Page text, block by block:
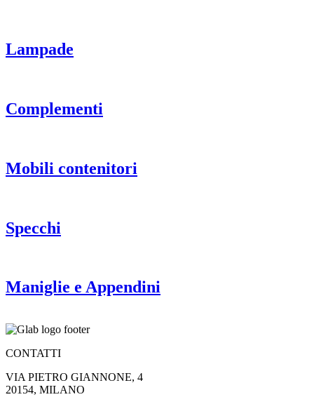
Lampade
Complementi
Mobili contenitori
Specchi
Maniglie e Appendini
CONTATTI
VIA PIETRO GIANNONE, 4
20154, MILANO